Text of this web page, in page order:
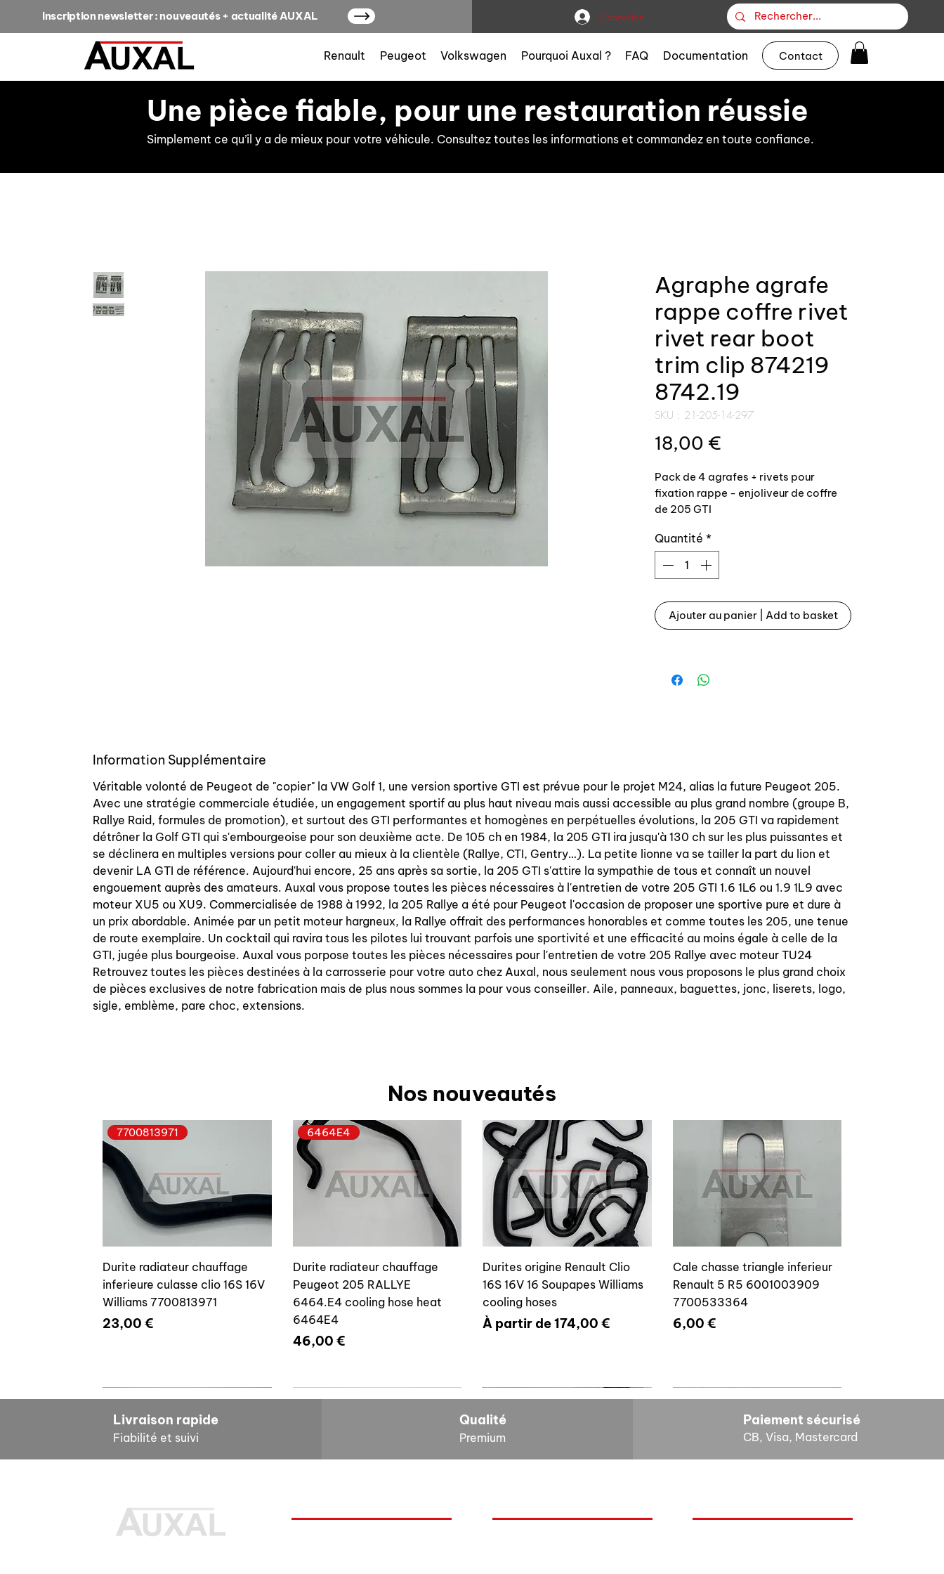
Inscription newsletter : nouveautés + actualité AUXAL Connexion
Renault Peugeot Volkswagen Pourquoi Auxal ? FAQ Documentation Contact
Une pièce fiable, pour une restauration réussie
Simplement ce qu’il y a de mieux pour votre véhicule. Consultez toutes les informations et commandez en toute confiance.
Agraphe agrafe
rappe coffre rivet
rivet rear boot
trim clip 874219
8742.19
SKU : 21-205-14-297
18,00 €
Pack de 4 agrafes + rivets pour
fixation rappe - enjoliveur de coffre
de 205 GTI
Quantité *
Ajouter au panier | Add to basket
Information Supplémentaire
Véritable volonté de Peugeot de "copier" la VW Golf 1, une version sportive GTI est prévue pour le projet M24, alias la future Peugeot 205.
Avec une stratégie commerciale étudiée, un engagement sportif au plus haut niveau mais aussi accessible au plus grand nombre (groupe B,
Rallye Raid, formules de promotion), et surtout des GTI performantes et homogènes en perpétuelles évolutions, la 205 GTI va rapidement
détrôner la Golf GTI qui s'embourgeoise pour son deuxième acte. De 105 ch en 1984, la 205 GTI ira jusqu'à 130 ch sur les plus puissantes et
se déclinera en multiples versions pour coller au mieux à la clientèle (Rallye, CTI, Gentry…). La petite lionne va se tailler la part du lion et
devenir LA GTI de référence. Aujourd'hui encore, 25 ans après sa sortie, la 205 GTI s'attire la sympathie de tous et connaît un nouvel
engouement auprès des amateurs. Auxal vous propose toutes les pièces nécessaires à l'entretien de votre 205 GTI 1.6 1L6 ou 1.9 1L9 avec
moteur XU5 ou XU9. Commercialisée de 1988 à 1992, la 205 Rallye a été pour Peugeot l'occasion de proposer une sportive pure et dure à
un prix abordable. Animée par un petit moteur hargneux, la Rallye offrait des performances honorables et comme toutes les 205, une tenue
de route exemplaire. Un cocktail qui ravira tous les pilotes lui trouvant parfois une sportivité et une efficacité au moins égale à celle de la
GTI, jugée plus bourgeoise. Auxal vous porpose toutes les pièces nécessaires pour l'entretien de votre 205 Rallye avec moteur TU24
Retrouvez toutes les pièces destinées à la carrosserie pour votre auto chez Auxal, nous seulement nous vous proposons le plus grand choix
de pièces exclusives de notre fabrication mais de plus nous sommes la pour vous conseiller. Aile, panneaux, baguettes, jonc, liserets, logo,
sigle, emblème, pare choc, extensions.
Nos nouveautés
7700813971
Durite radiateur chauffage
inferieure culasse clio 16S 16V
Williams 7700813971
Prix
23,00 €
6464E4
Durite radiateur chauffage
Peugeot 205 RALLYE
6464.E4 cooling hose heat
6464E4
Prix
46,00 €
Durites origine Renault Clio
16S 16V 16 Soupapes Williams
cooling hoses
À partir de174,00 €
Prix promotionnel
Cale chasse triangle inferieur
Renault 5 R5 6001003909
7700533364
Prix
6,00 €
7700804635
Durite radiateur chauffage
7700804636 6464E4
Cale reglage gache coffre R5
Livraison rapide
Fiabilité et suivi
Qualité
Premium
Paiement sécurisé
CB, Visa, Mastercard